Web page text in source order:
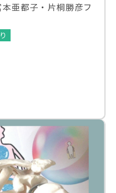
亜都子・片桐勝彦フ